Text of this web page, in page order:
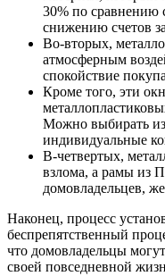
30% по сравнению
снижению счетов
Во-вторых,
атмосферным
спокойствие
Кроме того, эти
Можно выбирать из
индивидуальные
В-четвертых,
взлома, а рамы из
домовладельцев,
Наконец, процесс
беспрепятственный
что домовладельцы
своей повседневной